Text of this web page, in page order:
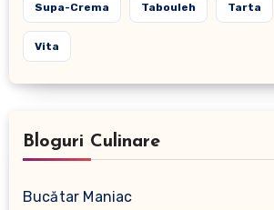
Supa-Crema Tabouleh Tarta
Vita
Bloguri Culinare
Bucătar Maniac